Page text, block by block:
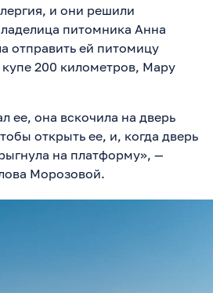
и они решили
питомника Анна
отправить ей питомицу
200 километров, Мару
ее, она вскочила на дверь
открыть ее, и, когда дверь
на платформу», —
Морозовой.